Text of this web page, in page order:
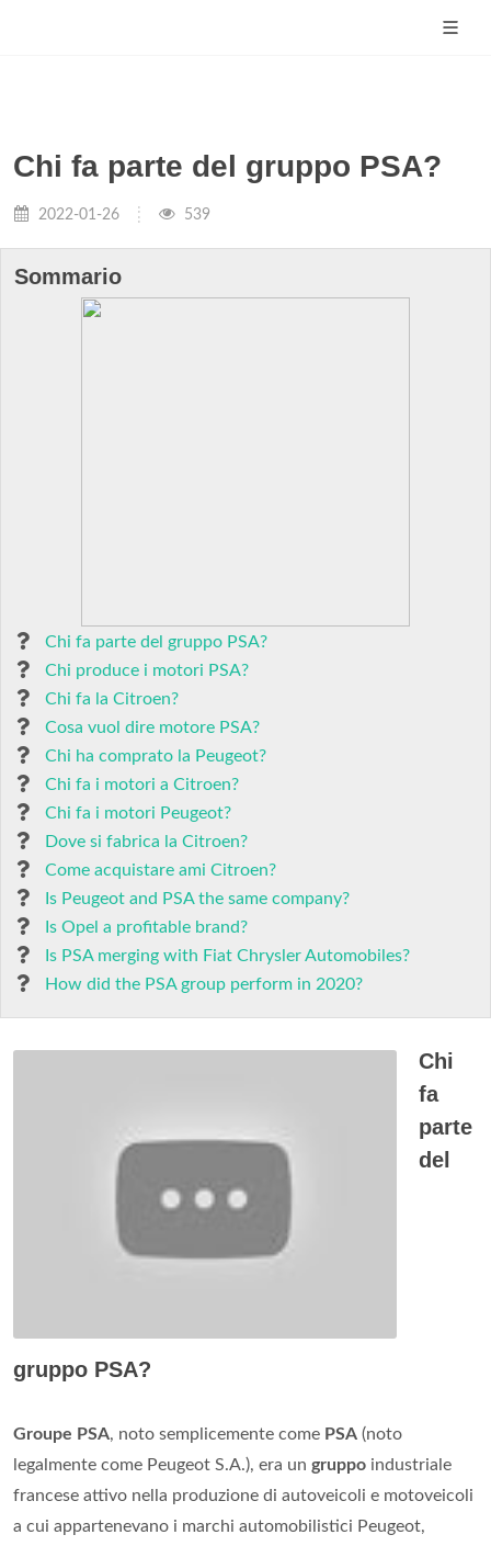
Chi fa parte del gruppo PSA?
2022-01-26 539
Sommario
Chi fa parte del gruppo PSA?
Chi produce i motori PSA?
Chi fa la Citroen?
Cosa vuol dire motore PSA?
Chi ha comprato la Peugeot?
Chi fa i motori a Citroen?
Chi fa i motori Peugeot?
Dove si fabrica la Citroen?
Come acquistare ami Citroen?
Is Peugeot and PSA the same company?
Is Opel a profitable brand?
Is PSA merging with Fiat Chrysler Automobiles?
How did the PSA group perform in 2020?
Chi
fa
parte
del
gruppo PSA?
Groupe PSA, noto semplicemente come PSA (noto
legalmente come Peugeot S.A.), era un gruppo industriale
francese attivo nella produzione di autoveicoli e motoveicoli
a cui appartenevano i marchi automobilistici Peugeot,